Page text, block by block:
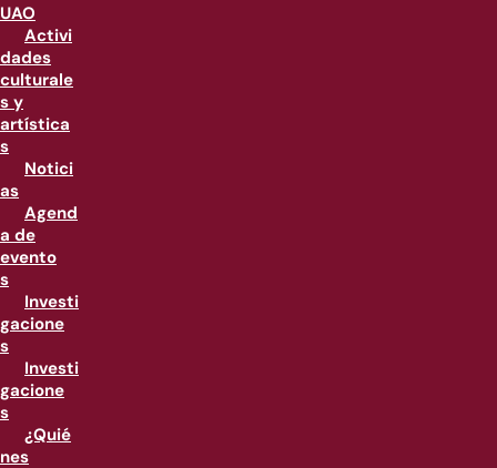
UAO
Activi
dades
culturale
s y
artística
s
Notici
as
Agend
a de
evento
s
Investi
gacione
s
Investi
gacione
s
¿Quié
nes